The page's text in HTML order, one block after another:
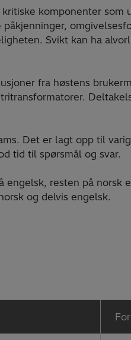
komponenter som
Svikt kan ha
fra høstens
Det er lagt opp til
tid til spørsmål og svar.
engelsk, resten på norsk
og delvis engelsk.